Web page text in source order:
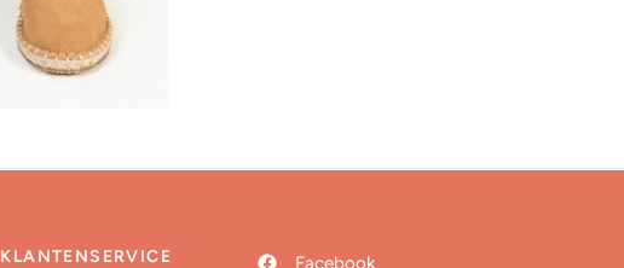
KLANTENSERVICE
Facebook